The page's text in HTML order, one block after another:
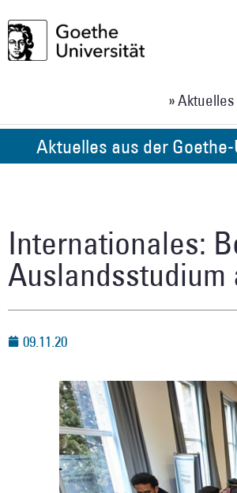
» Aktuelles
Aktuelles aus der
Internationales:
Auslandsstudium
09.11.20